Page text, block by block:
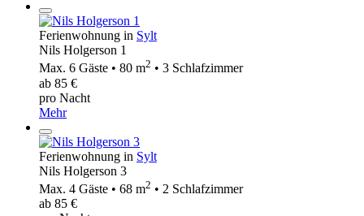
Ferienwohnung in Sylt
Nils Holgerson 1
Max. 6 Gäste • 80 m2 • 3 Schlafzimmer
ab 85 €
pro Nacht
Mehr
Ferienwohnung in Sylt
Nils Holgerson 3
Max. 4 Gäste • 68 m2 • 2 Schlafzimmer
ab 85 €